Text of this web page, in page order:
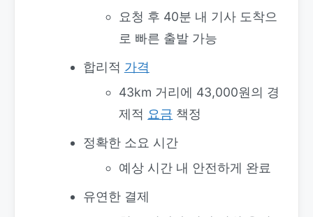
요청 후 40분 내 기사 도착으
로 빠른 출발 가능
합리적 가격
43km 거리에 43,000원의 경
제적 요금 책정
정확한 소요 시간
예상 시간 내 안전하게 완료
유연한 결제